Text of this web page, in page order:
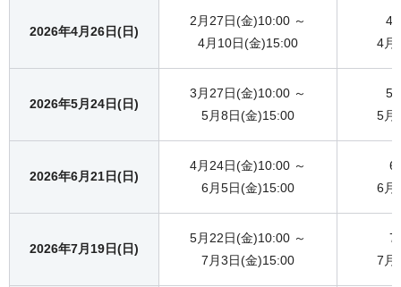
2026年4月26日(日)
2月27日(金)10:00 ～
4月10日(金)15:00
4
4月
2026年5月24日(日)
3月27日(金)10:00 ～
5月8日(金)15:00
5
5月
2026年6月21日(日)
4月24日(金)10:00 ～
6月5日(金)15:00
6
6月
2026年7月19日(日)
5月22日(金)10:00 ～
7月3日(金)15:00
7
7月